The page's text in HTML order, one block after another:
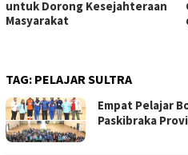
untuk Dorong Kesejahteraan
Masyarakat
TAG: PELAJAR SULTRA
Empat Pelajar
Paskibraka